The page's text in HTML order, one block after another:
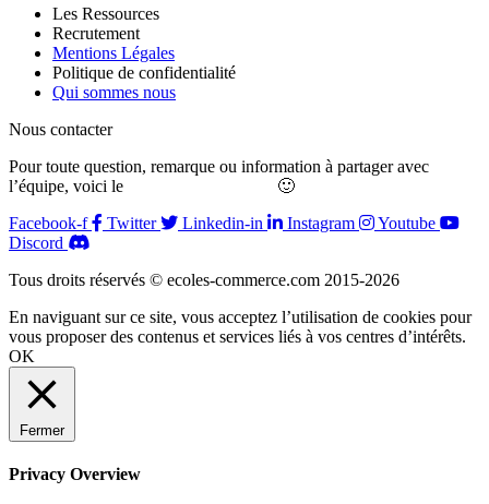
Les Ressources
Recrutement
Mentions Légales
Politique de confidentialité
Qui sommes nous
Nous contacter
Pour toute question, remarque ou information à partager avec
l’équipe, voici le
🙂
Facebook-f
Twitter Linkedin-in Instagram
Youtube
Discord
Tous droits réservés © ecoles-commerce.com 2015-2026
En naviguant sur ce site, vous acceptez l’utilisation de cookies pour
vous proposer des contenus et services liés à vos centres d’intérêts.
OK
Fermer
Privacy Overview